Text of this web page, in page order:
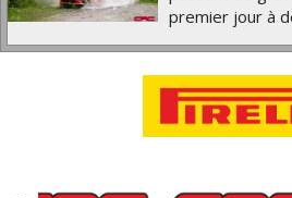
premier jour à